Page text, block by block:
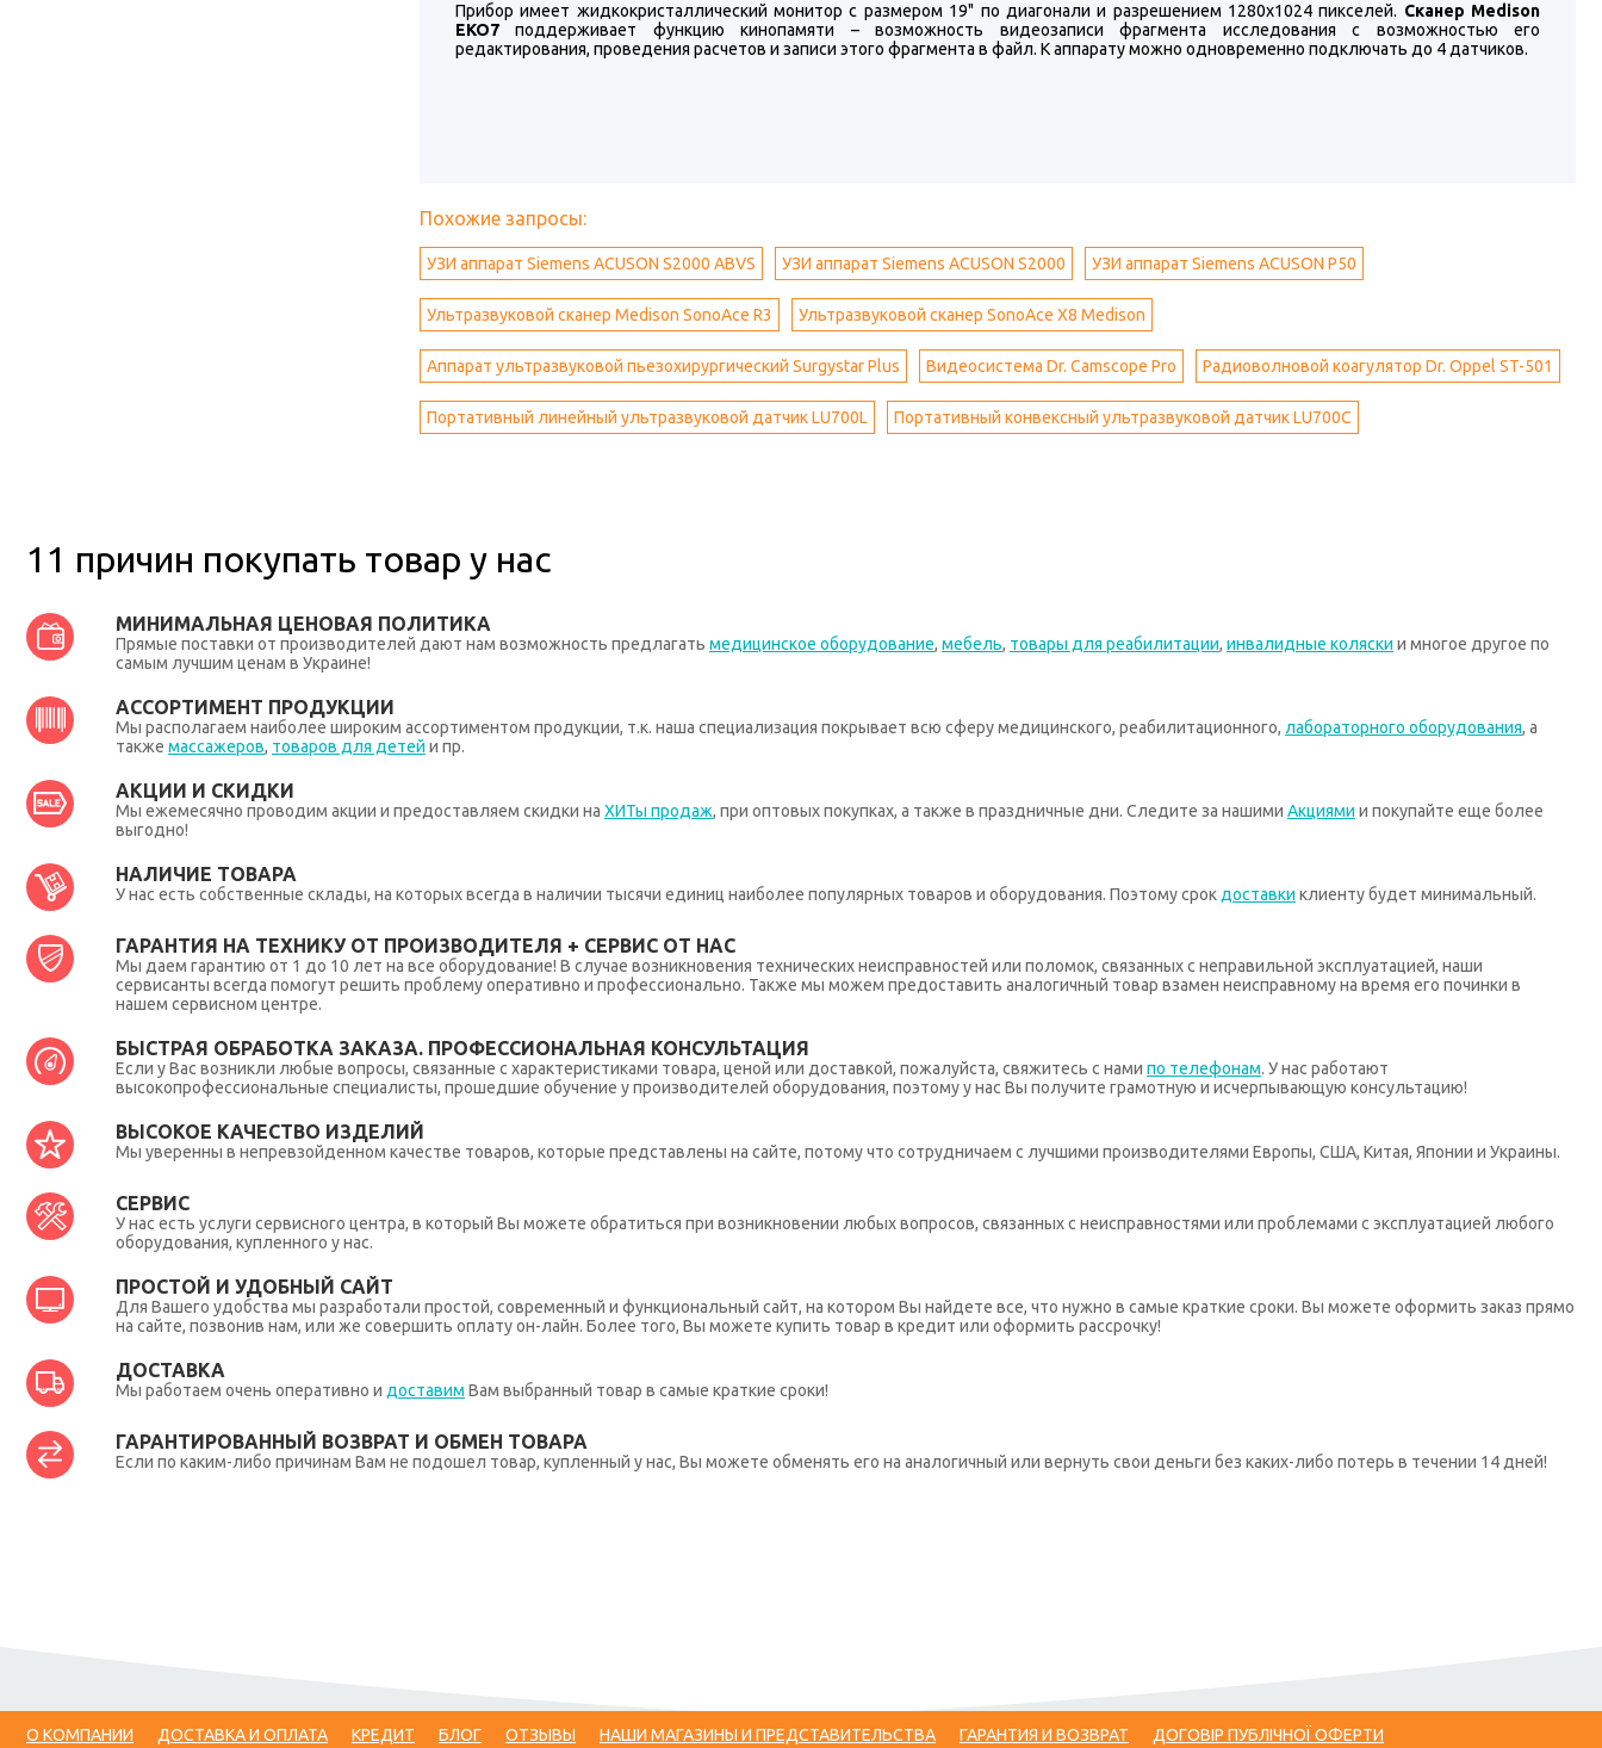
Прибор имеет жидкокристаллический монитор с размером 19" по диагонали и разрешением 1280x1024 пикселей. Сканер Medison
EKO7 поддерживает функцию кинопамяти – возможность видеозаписи фрагмента исследования с возможностью его
редактирования, проведения расчетов и записи этого фрагмента в файл. К аппарату можно одновременно подключать до 4 датчиков.
Похожие запросы:
УЗИ аппарат Siemens ACUSON S2000 ABVS УЗИ аппарат Siemens ACUSON S2000 УЗИ аппарат Siemens ACUSON P50
Ультразвуковой сканер Medison SonoAce R3 Ультразвуковой сканер SonoAce X8 Medison
Аппарат ультразвуковой пьезохирургический Surgystar Plus Видеосистема Dr. Camscope Pro Радиоволновой коагулятор Dr. Oppel ST-501
Портативный линейный ультразвуковой датчик LU700L Портативный конвексный ультразвуковой датчик LU700C
11 причин покупать товар у нас
МИНИМАЛЬНАЯ ЦЕНОВАЯ ПОЛИТИКА
Прямые поставки от производителей дают нам возможность предлагать медицинское оборудование, мебель, товары для реабилитации, инвалидные коляски и многое другое по
самым лучшим ценам в Украине!
АССОРТИМЕНТ ПРОДУКЦИИ
Мы располагаем наиболее широким ассортиментом продукции, т.к. наша специализация покрывает всю сферу медицинского, реабилитационного, лабораторного оборудования, а
также массажеров, товаров для детей и пр.
АКЦИИ И СКИДКИ
Мы ежемесячно проводим акции и предоставляем скидки на ХИТы продаж, при оптовых покупках, а также в праздничные дни. Следите за нашими Акциями и покупайте еще более
выгодно!
НАЛИЧИЕ ТОВАРА
У нас есть собственные склады, на которых всегда в наличии тысячи единиц наиболее популярных товаров и оборудования. Поэтому срок доставки клиенту будет минимальный.
ГАРАНТИЯ НА ТЕХНИКУ ОТ ПРОИЗВОДИТЕЛЯ + СЕРВИС ОТ НАС
Мы даем гарантию от 1 до 10 лет на все оборудование! В случае возникновения технических неисправностей или поломок, связанных с неправильной эксплуатацией, наши
сервисанты всегда помогут решить проблему оперативно и профессионально. Также мы можем предоставить аналогичный товар взамен неисправному на время его починки в
нашем сервисном центре.
БЫСТРАЯ ОБРАБОТКА ЗАКАЗА. ПРОФЕССИОНАЛЬНАЯ КОНСУЛЬТАЦИЯ
Если у Вас возникли любые вопросы, связанные с характеристиками товара, ценой или доставкой, пожалуйста, свяжитесь с нами по телефонам. У нас работают
высокопрофессиональные специалисты, прошедшие обучение у производителей оборудования, поэтому у нас Вы получите грамотную и исчерпывающую консультацию!
ВЫСОКОЕ КАЧЕСТВО ИЗДЕЛИЙ
Мы уверенны в непревзойденном качестве товаров, которые представлены на сайте, потому что сотрудничаем с лучшими производителями Европы, США, Китая, Японии и Украины.
СЕРВИС
У нас есть услуги сервисного центра, в который Вы можете обратиться при возникновении любых вопросов, связанных с неисправностями или проблемами с эксплуатацией любого
оборудования, купленного у нас.
ПРОСТОЙ И УДОБНЫЙ САЙТ
Для Вашего удобства мы разработали простой, современный и функциональный сайт, на котором Вы найдете все, что нужно в самые краткие сроки. Вы можете оформить заказ прямо
на сайте, позвонив нам, или же совершить оплату он-лайн. Более того, Вы можете купить товар в кредит или оформить рассрочку!
ДОСТАВКА
Мы работаем очень оперативно и доставим Вам выбранный товар в самые краткие сроки!
ГАРАНТИРОВАННЫЙ ВОЗВРАТ И ОБМЕН ТОВАРА
Если по каким-либо причинам Вам не подошел товар, купленный у нас, Вы можете обменять его на аналогичный или вернуть свои деньги без каких-либо потерь в течении 14 дней!
О КОМПАНИИ ДОСТАВКА И ОПЛАТА КРЕДИТ БЛОГ ОТЗЫВЫ НАШИ МАГАЗИНЫ И ПРЕДСТАВИТЕЛЬСТВА ГАРАНТИЯ И ВОЗВРАТ ДОГОВІР ПУБЛІЧНОЇ ОФЕРТИ